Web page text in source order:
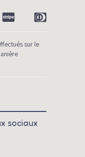
sur le
sociaux